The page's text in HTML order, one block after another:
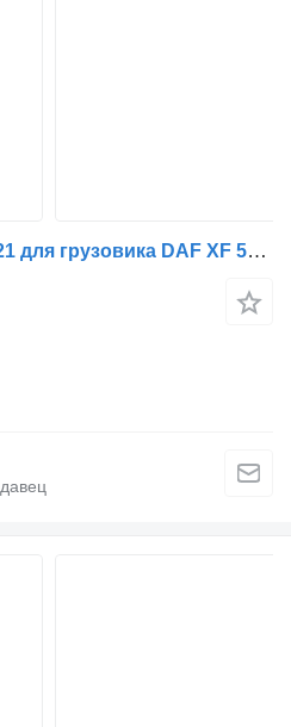
Клапан EGR DAF 1952321 для грузовика DAF XF 510 €6